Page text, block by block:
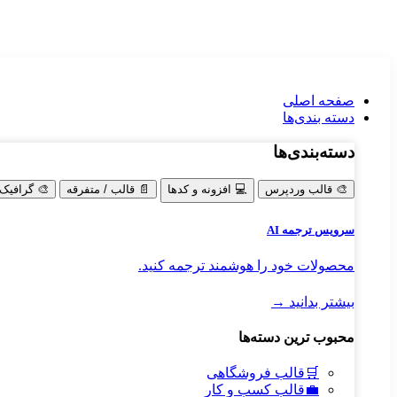
صفحه اصلی
دسته‌ بندی‌ها
دسته‌بندی‌ها
🎨 قالب وردپرس 💻 افزونه و کدها 📄 قالب / متفرقه 🎨
سرویس ترجمه AI
محصولات خود را هوشمند ترجمه کنید.
بیشتر بدانید →
محبوب ترین دسته‌ها
🛒 قالب فروشگاهی
💼قالب کسب و کار